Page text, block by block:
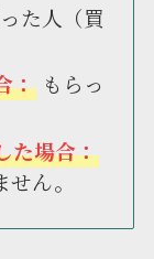
た人（買
：もらっ
た場合：
ん。